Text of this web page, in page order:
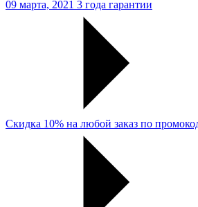
09 марта, 2021 3 года гарантии
Скидка 10% на любой заказ по